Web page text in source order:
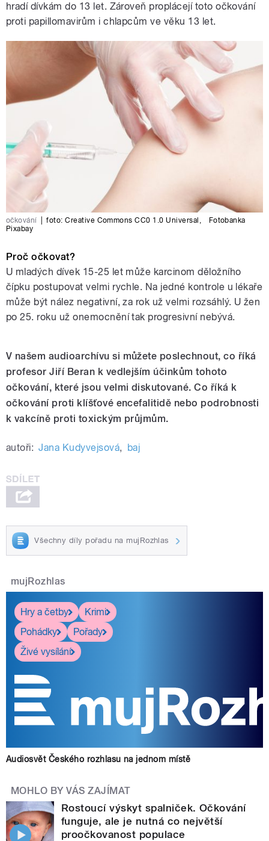
hradí dívkám do 13 let. Zároveň proplácejí toto očkování
proti papillomavirům i chlapcům ve věku 13 let.
očkování foto:Creative Commons CC0 1.0 Universal ,
Fotobanka
Pixabay
Proč očkovat?
U mladých dívek 15-25 let může karcinom děložního
čípku postupovat velmi rychle. Na jedné kontrole u lékaře
může být nález negativní, za rok už velmi rozsáhlý. U žen
po 25. roku už onemocnění tak progresivní nebývá.
V našem audioarchívu si můžete poslechnout, co říká
profesor Jiří Beran k vedlejším účinkům tohoto
očkování, které jsou velmi diskutované. Co říká k
očkování proti klíšťové encefalitidě nebo podrobnosti
k vakcíně proti toxickým průjmům.
autoři: Jana Kudyvejsová, baj
Všechny díly pořadu na mujRozhlas
mujRozhlas
Hry a četby
Krimi
Pohádky
Pořady
Živé vysílání
Audiosvět Českého rozhlasu na jednom místě
MOHLO BY VÁS ZAJÍMAT
Rostoucí výskyt spalniček. Očkování
funguje, ale je nutná co největší
proočkovanost populace